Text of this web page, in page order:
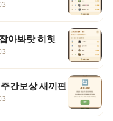
아봐랏 히힛
간보상 새끼편